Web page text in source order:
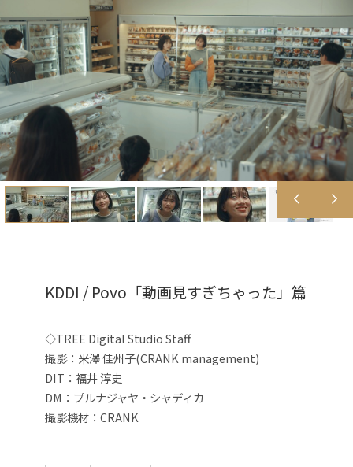
KDDI / Povo「動画見すぎちゃった」篇
◇TREE Digital Studio Staff
撮影：米澤 佳州子(CRANK management)
DIT：福井 淳史
DM：プルナジャヤ・シャディカ
撮影機材：CRANK